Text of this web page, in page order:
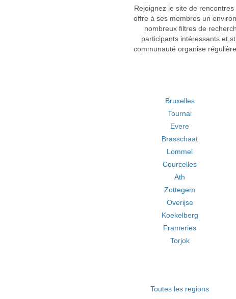
Rejoignez le site de
offre à ses membres un
nombreux filtres de
participants intéressants et
communauté organise
Bruxelles
Tournai
Evere
Brasschaat
Lommel
Courcelles
Ath
Zottegem
Overijse
Koekelberg
Frameries
Torjok
Toutes les regions